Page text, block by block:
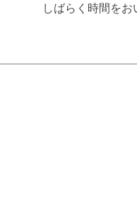
しばらく時間を